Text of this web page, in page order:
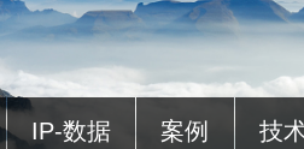
IP-数据 案例 技